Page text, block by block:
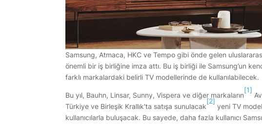
Samsung, Atmaca, HKC ve Tempo gibi önde gelen
önemli bir iş birliğine imza attı. Bu iş birliği ile Samsung’un
farklı markalardaki belirli TV modellerinde de kullanılabilecek.
Bu yıl, Bauhn, Linsar, Sunny, Vispera ve diğer markaların
[1]
Türkiye ve Birleşik Krallık'ta satışa sunulacak
[2]
yeni TV
kullanıcılarla buluşacak. Bu sayede, daha fazla kullanıcı